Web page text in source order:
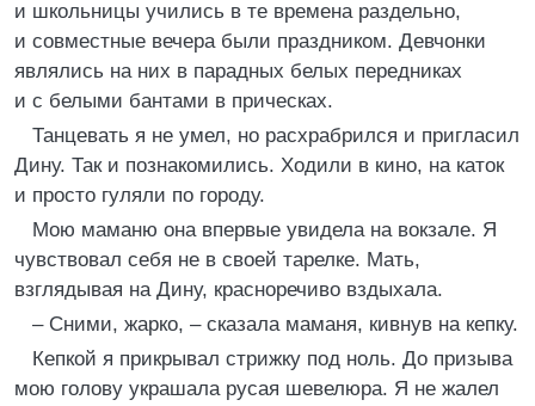
и школьницы учились в те времена раздельно,
и совместные вечера были праздником. Девчонки
являлись на них в парадных белых передниках
и с белыми бантами в прическах.
Танцевать я не умел, но расхрабрился и пригласил
Дину. Так и познакомились. Ходили в кино, на каток
и просто гуляли по городу.
Мою маманю она впервые увидела на вокзале. Я
чувствовал себя не в своей тарелке. Мать,
взглядывая на Дину, красноречиво вздыхала.
– Сними, жарко, – сказала маманя, кивнув на кепку.
Кепкой я прикрывал стрижку под ноль. До призыва
мою голову украшала русая шевелюра. Я не жалел